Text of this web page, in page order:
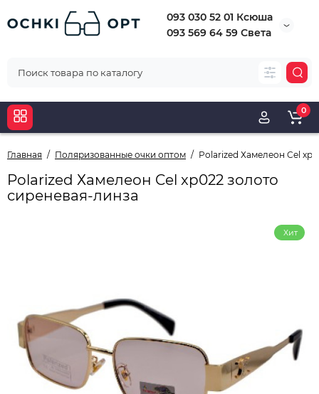
093 030 52 01 Ксюша
093 569 64 59 Света
0
Главная Поляризованные очки оптом Polarized Хамелеон Cel
Polarized Хамелеон Cel xp022 золото
сиреневая-линза
Хит